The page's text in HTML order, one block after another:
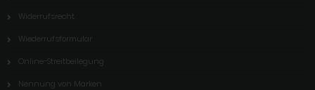
Widerrufsrecht
Wiederrufsformular
Online-Streitbeilegung
Nennung von Marken